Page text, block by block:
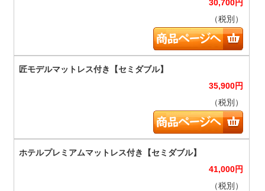
30,700円
（税別）
35,900円
（税別）
41,000円
（税別）